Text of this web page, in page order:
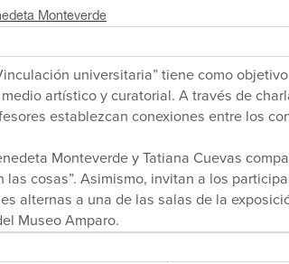
Monteverde
universitaria” tiene como
artístico y curatorial. A través de
establezcan conexiones entre los
Monteverde y Tatiana Cuevas
las cosas”. Asimismo, invitan a los
alternas a una de las salas de la
Museo Amparo.